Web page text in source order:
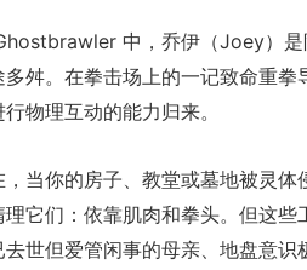
中，乔伊（Joey）
多舛。在拳击场上的一记致命重
物理互动的能力归来。
，当你的房子、教堂或墓地被灵
理它们：依靠肌肉和拳头。但这些
去世但爱管闲事的母亲、地盘意